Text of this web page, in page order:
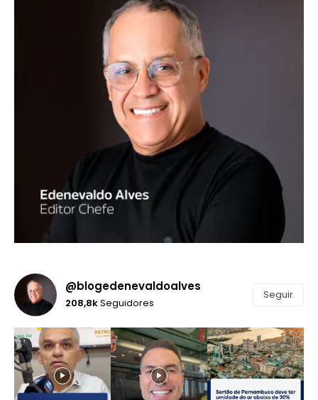
@blogedenevaldoalves
208,8kSeguidores
Seguir